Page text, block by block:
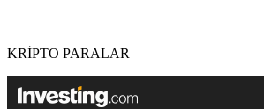
KRİPTO PARALAR